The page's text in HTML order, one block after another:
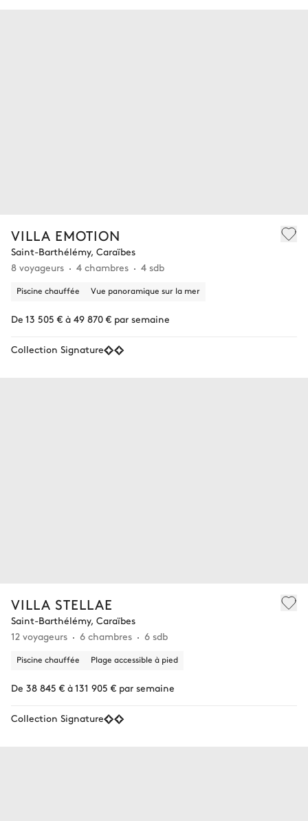
VILLA EMOTION
Saint-Barthélémy, Caraïbes
8 voyageurs
4 chambres 4 sdb
Piscine chauffée Vue panoramique sur la mer
De 13 505 € à 49 870 € par semaine
Collection Signature
VILLA STELLAE
Saint-Barthélémy, Caraïbes
12 voyageurs
6 chambres 6 sdb
Piscine chauffée Plage accessible à pied
De 38 845 € à 131 905 € par semaine
Collection Signature